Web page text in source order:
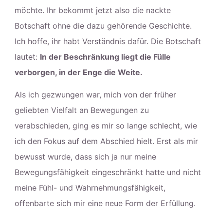
möchte. Ihr bekommt jetzt also die nackte
Botschaft ohne die dazu gehörende Geschichte.
Ich hoffe, ihr habt Verständnis dafür. Die Botschaft
lautet: In der Beschränkung liegt die Fülle
verborgen, in der Enge die Weite.
Als ich gezwungen war, mich von der früher
geliebten Vielfalt an Bewegungen zu
verabschieden, ging es mir so lange schlecht, wie
ich den Fokus auf dem Abschied hielt. Erst als mir
bewusst wurde, dass sich ja nur meine
Bewegungsfähigkeit eingeschränkt hatte und nicht
meine Fühl- und Wahrnehmungsfähigkeit,
offenbarte sich mir eine neue Form der Erfüllung.